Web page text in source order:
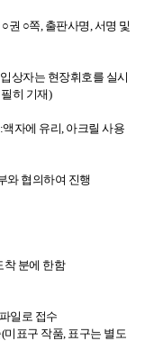
○쪽, 출판사명, 서명 및
상자는 현장휘호를 실시
히 기재)
자에 유리, 아크릴 사용
와 협의하여 진행
착 분에 한함
일로 접수
미표구 작품, 표구는 별도